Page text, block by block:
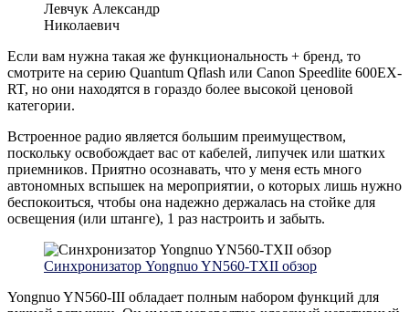
Левчук Александр
Николаевич
Если вам нужна такая же функциональность + бренд, то
смотрите на серию Quantum Qflash или Canon Speedlite 600EX-
RT, но они находятся в гораздо более высокой ценовой
категории.
Встроенное радио является большим преимуществом,
поскольку освобождает вас от кабелей, липучек или шатких
приемников. Приятно осознавать, что у меня есть много
автономных вспышек на мероприятии, о которых лишь нужно
беспокоиться, чтобы она надежно держалась на стойке для
освещения (или штанге), 1 раз настроить и забыть.
Синхронизатор Yongnuo YN560-TXII обзор
Yongnuo YN560-III обладает полным набором функций для